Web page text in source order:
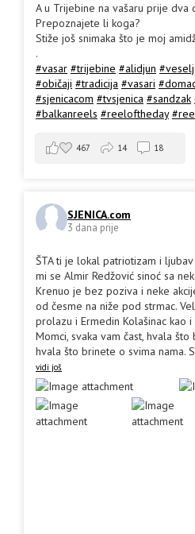
A u Trijebine na vašaru prije dva
Prepoznajete li koga?
Stiže još snimaka što je moj
.
#vasar #trijebine #alidjun
#običaji #tradicija #vasari
#sjenicacom #tvsjenica #sandzak
#balkanreels #reeloftheday
467 14 18
SJENICA.com
3 dana prije
ŠTA ti je lokal patriotizam i
mi se Almir Redžović sinoć sa
Krenuo je bez poziva i neke
od česme na niže pod strmac.
prolazu i Ermedin Kolašinac kao i
Momci, svaka vam čast, hvala
hvala što brinete o svima nama.
vidi još